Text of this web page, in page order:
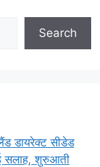
Search
डायरेक्ट सीडेड
सलाह, शुरुआती